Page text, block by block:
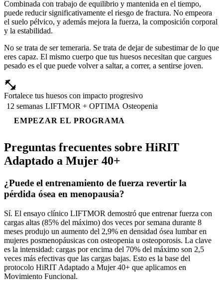
Combinada con trabajo de equilibrio y mantenida en el tiempo,
puede reducir significativamente el riesgo de fractura. No empeora
el suelo pélvico, y además mejora la fuerza, la composición corporal
y la estabilidad.
No se trata de ser temeraria. Se trata de dejar de subestimar de lo que
eres capaz. El mismo cuerpo que tus huesos necesitan que cargues
pesado es el que puede volver a saltar, a correr, a sentirse joven.
Fortalece tus huesos con impacto progresivo
12 semanas LIFTMOR + OPTIMA Osteopenia
EMPEZAR EL PROGRAMA
Preguntas frecuentes sobre HiRIT
Adaptado a Mujer 40+
¿Puede el entrenamiento de fuerza revertir la
pérdida ósea en menopausia?
Sí. El ensayo clínico LIFTMOR demostró que entrenar fuerza con
cargas altas (85% del máximo) dos veces por semana durante 8
meses produjo un aumento del 2,9% en densidad ósea lumbar en
mujeres posmenopáusicas con osteopenia u osteoporosis. La clave
es la intensidad: cargas por encima del 70% del máximo son 2,5
veces más efectivas que las cargas bajas. Esto es la base del
protocolo HiRIT Adaptado a Mujer 40+ que aplicamos en
Movimiento Funcional.